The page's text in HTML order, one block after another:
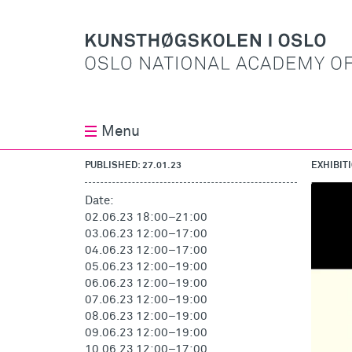
Menu
PUBLISHED: 27.01.23
Date:
02.06.23 18:00–21:00
03.06.23 12:00–17:00
04.06.23 12:00–17:00
05.06.23 12:00–19:00
06.06.23 12:00–19:00
07.06.23 12:00–19:00
08.06.23 12:00–19:00
09.06.23 12:00–19:00
10.06.23 12:00–17:00